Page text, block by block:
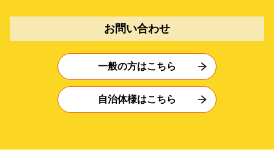
お問い合わせ
一般の方はこちら
自治体様はこちら